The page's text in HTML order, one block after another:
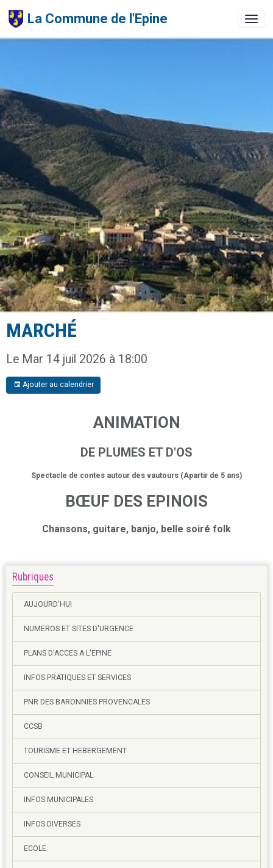
La Commune de l'Epine
MARCHÉ
Le Mar 14 juil 2026 à 18:00
Ajouter au calendrier
ANIMATION
DE PLUMES ET D'OS
Spectacle de contes autour des vautours (Apartir de 5 ans)
BŒUF DES EPINOIS
Chansons, guitare, banjo, belle soiré folk
Rubriques
AUJOURD'HUI
NUMEROS ET SITES D'URGENCE
PLANS D'ACCES A L'EPINE
INFOS PRATIQUES ET SERVICES
PNR DES BARONNIES PROVENCALES
CCSB
TOURISME ET HEBERGEMENT
CONSEIL MUNICIPAL
INFOS MUNICIPALES
INFOS DIVERSES
ECOLE